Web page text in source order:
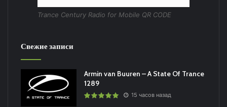
Trance Century Radio for Mobile QR CODE
Свежие записи
Armin van Buuren – A State Of Trance
1289
15 часов назад